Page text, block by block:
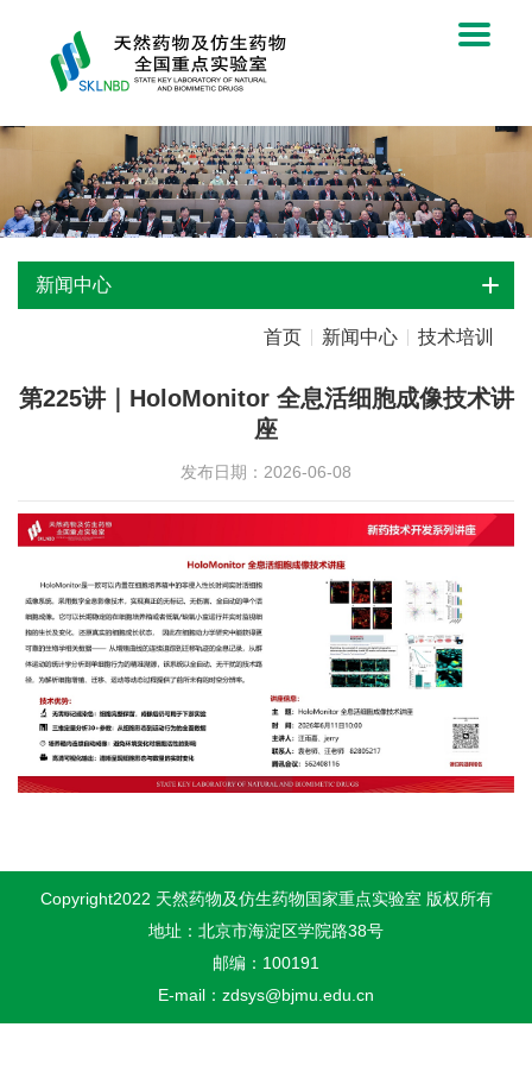
新闻中心
首页 新闻中心 技术培训
第225讲｜HoloMonitor 全息活细胞成像技术讲
座
发布日期：2026-06-08
Copyright2022 天然药物及仿生药物国家重点实验室 版权所有
地址：北京市海淀区学院路38号
邮编：100191
E-mail：zdsys@bjmu.edu.cn